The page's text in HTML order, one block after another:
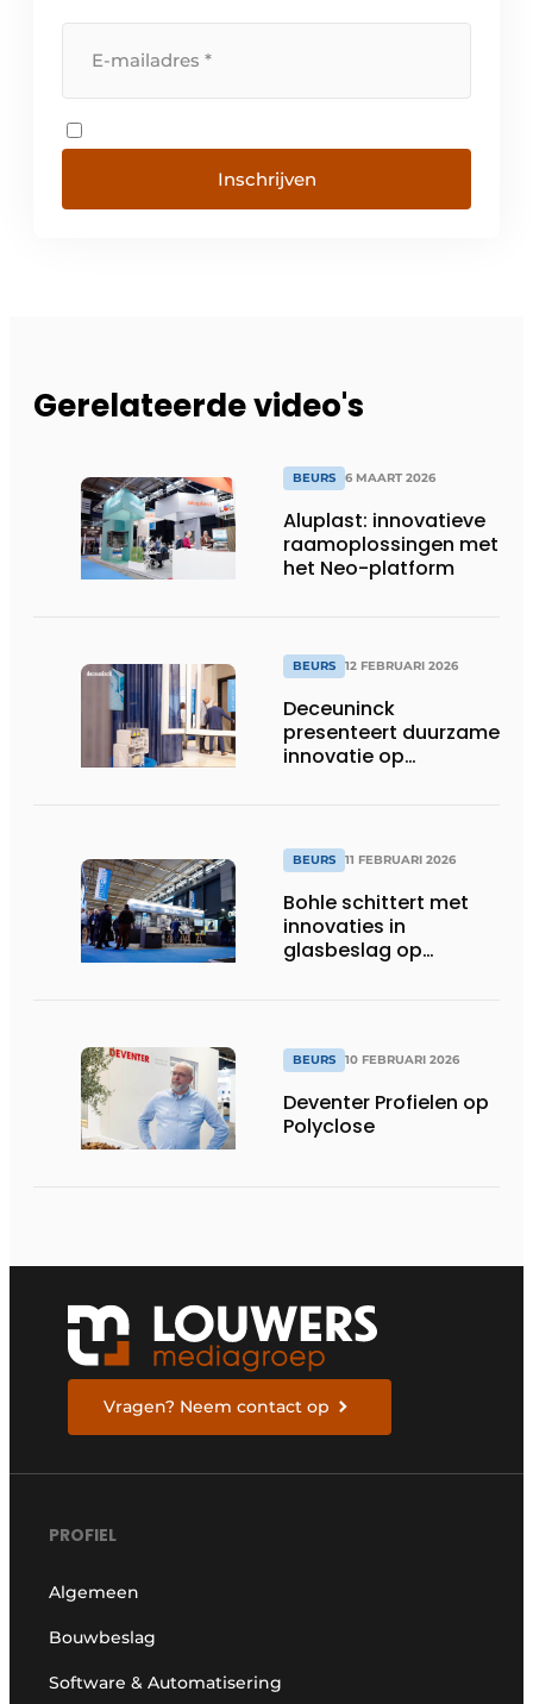
Inschrijven
Gerelateerde video's
BEURS 6 MAART 2026
Aluplast: innovatieve
raamoplossingen met
het Neo-platform
BEURS 12 FEBRUARI 2026
Deceuninck
presenteert duurzame
innovatie op
BEURS 11 FEBRUARI 2026
Bohle schittert met
innovaties in
glasbeslag op
BEURS 10 FEBRUARI 2026
Deventer Profielen op
Polyclose
Vragen? Neem contact op
PROFIEL
Algemeen
Bouwbeslag
Software & Automatisering